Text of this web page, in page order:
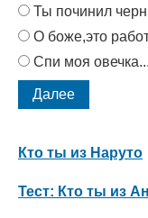
Ты починил
О боже,это
Спи моя овечка...
Кто ты из Наруто
Тест: Кто ты из